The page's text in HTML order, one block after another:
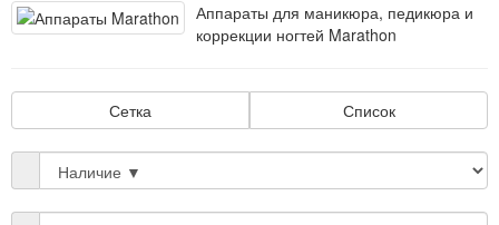
Аппараты для маникюра, педикюра и
коррекции ногтей Marathon
Сетка Список